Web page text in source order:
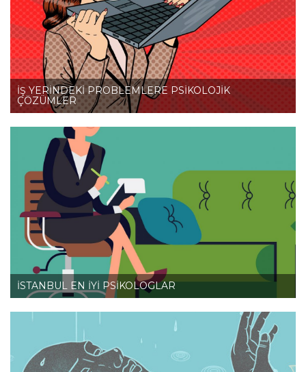
İŞ YERİNDEKİ PROBLEMLERE PSİKOLOJİK
ÇÖZÜMLER
İSTANBUL EN İYİ PSİKOLOGLAR